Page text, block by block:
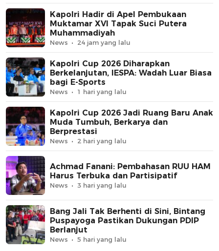
Kapolri Hadir di Apel Pembukaan
Muktamar XVI Tapak Suci Putera
Muhammadiyah
News 24 jam yang lalu
Kapolri Cup 2026 Diharapkan
Berkelanjutan, IESPA: Wadah Luar Biasa
bagi E-Sports
News 1 hari yang lalu
Kapolri Cup 2026 Jadi Ruang Baru Anak
Muda Tumbuh, Berkarya dan
Berprestasi
News 2 hari yang lalu
Achmad Fanani: Pembahasan RUU HAM
Harus Terbuka dan Partisipatif
News 3 hari yang lalu
Bang Jali Tak Berhenti di Sini, Bintang
Puspayoga Pastikan Dukungan PDIP
Berlanjut
News 5 hari yang lalu